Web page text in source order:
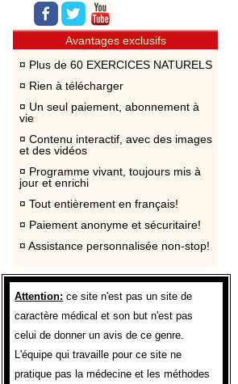
Avantages exclusifs
Plus de 60 EXERCICES NATURELS
Rien à télécharger
Un seul paiement, abonnement à
vie
Contenu interactif, avec des images
et des vidéos
Programme vivant, toujours mis à
jour et enrichi
Tout entièrement en français!
Paiement anonyme et sécuritaire!
Assistance personnalisée non-stop!
Attention: ce site n'est pas un site de
caractère médical et son but n'est pas
celui de donner un avis de ce genre.
L'équipe qui travaille pour ce site ne
pratique pas la médecine et les méthodes